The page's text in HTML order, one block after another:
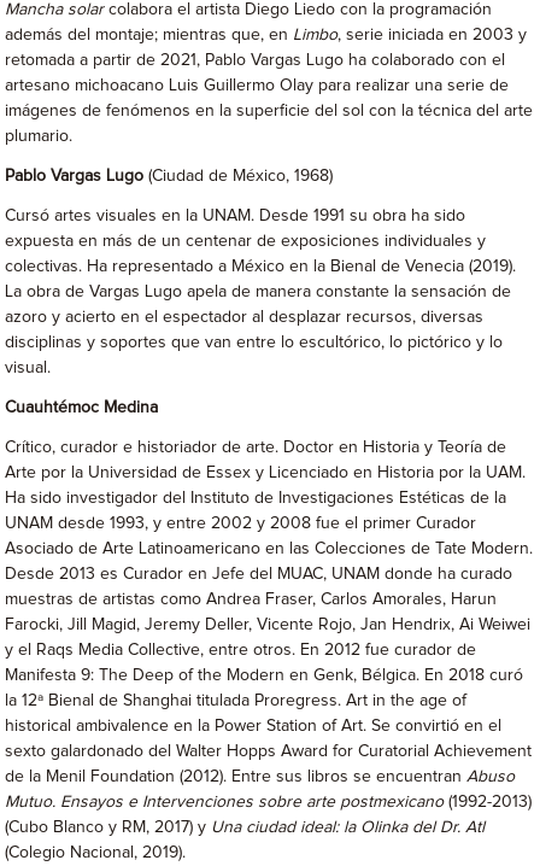
Mancha solarcolabora el artista Diego Liedo con la programación
además del montaje; mientras que, en Limbo, serie iniciada en 2003 y
retomada a partir de 2021, Pablo Vargas Lugo ha colaborado con el
artesano michoacano Luis Guillermo Olay para realizar una serie de
imágenes de fenómenos en la superficie del sol con la técnica del arte
plumario.
Pablo Vargas Lugo(Ciudad de México, 1968)
Cursó artes visuales en la UNAM. Desde 1991 su obra ha sido
expuesta en más de un centenar de exposiciones individuales y
colectivas. Ha representado a México en la Bienal de Venecia (2019).
La obra de Vargas Lugo apela de manera constante la sensación de
azoro y acierto en el espectador al desplazar recursos, diversas
disciplinas y soportes que van entre lo escultórico, lo pictórico y lo
visual.
Cuauhtémoc Medina
Crítico, curador e historiador de arte. Doctor en Historia y Teoría de
Arte por la Universidad de Essex y Licenciado en Historia por la UAM.
Ha sido investigador del Instituto de Investigaciones Estéticas de la
UNAM desde 1993, y entre 2002 y 2008 fue el primer Curador
Asociado de Arte Latinoamericano en las Colecciones de Tate Modern.
Desde 2013 es Curador en Jefe del MUAC, UNAM donde ha curado
muestras de artistas como Andrea Fraser, Carlos Amorales, Harun
Farocki, Jill Magid, Jeremy Deller, Vicente Rojo, Jan Hendrix, Ai Weiwei
y el Raqs Media Collective, entre otros. En 2012 fue curador de
Manifesta 9: The Deep of the Modern en Genk, Bélgica. En 2018 curó
la 12ª Bienal de Shanghai titulada Proregress. Art in the age of
historical ambivalence en la Power Station of Art. Se convirtió en el
sexto galardonado del Walter Hopps Award for Curatorial Achievement
de la Menil Foundation (2012). Entre sus libros se encuentranAbuso
Mutuo. Ensayos e Intervenciones sobre arte postmexicano(1992-2013)
(Cubo Blanco y RM, 2017) y Una ciudad ideal: la Olinka del Dr. Atl
(Colegio Nacional, 2019).